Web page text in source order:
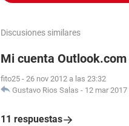
Discusiones similares
Mi cuenta
fito25 - 26 nov 2012 a las 23:32
Gustavo Rios Salas - 12 mar
11 respuestas